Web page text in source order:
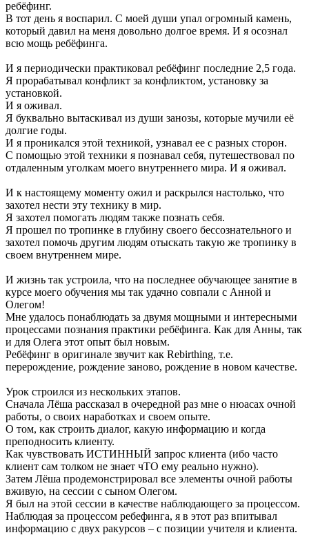
ребёфинг.
В тот день я воспарил. С моей души упал огромный камень,
который давил на меня довольно долгое время. И я осознал
всю мощь ребёфинга.
И я периодически практиковал ребёфинг последние 2,5 года.
Я прорабатывал конфликт за конфликтом, установку за
установкой.
И я оживал.
Я буквально вытаскивал из души занозы, которые мучили её
долгие годы.
И я проникался этой техникой, узнавал ее с разных сторон.
С помощью этой техники я познавал себя, путешествовал по
отдаленным уголкам моего внутреннего мира. И я оживал.
И к настоящему моменту ожил и раскрылся настолько, что
захотел нести эту технику в мир.
Я захотел помогать людям также познать себя.
Я прошел по тропинке в глубину своего бессознательного и
захотел помочь другим людям отыскать такую же тропинку в
своем внутреннем мире.
И жизнь так устроила, что на последнее обучающее занятие в
курсе моего обучения мы так удачно совпали с Анной и
Олегом!
Мне удалось понаблюдать за двумя мощными и интересными
процессами познания практики ребёфинга. Как для Анны, так
и для Олега этот опыт был новым.
Ребёфинг в оригинале звучит как Rebirthing, т.е.
перерождение, рождение заново, рождение в новом качестве.
Урок строился из нескольких этапов.
Сначала Лёша рассказал в очередной раз мне о нюасах очной
работы, о своих наработках и своем опыте.
О том, как строить диалог, какую информацию и когда
преподносить клиенту.
Как чувствовать ИСТИННЫЙ запрос клиента (ибо часто
клиент сам толком не знает чТО ему реально нужно).
Затем Лёша продемонстрировал все элементы очной работы
вживую, на сессии с сыном Олегом.
Я был на этой сессии в качестве наблюдающего за процессом.
Наблюдая за процессом ребефинга, я в этот раз впитывал
информацию с двух ракурсов – с позиции учителя и клиента.